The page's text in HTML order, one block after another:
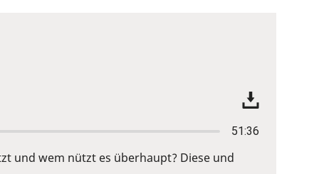
51:36
und wem nützt es überhaupt? Diese und